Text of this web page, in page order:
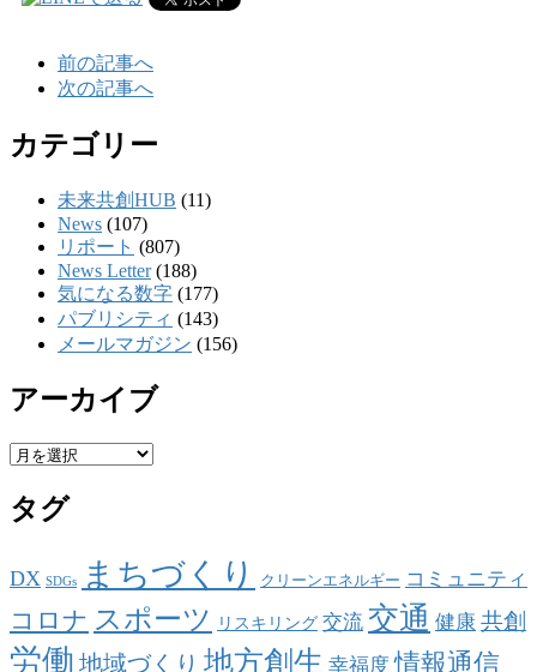
前の記事へ
次の記事へ
カテゴリー
未来共創HUB (11)
News (107)
リポート (807)
News Letter(188)
気になる数字 (177)
パブリシティ (143)
メールマガジン (156)
アーカイブ
ア
カ
イ
タグ
DX SDGs まちづくり クリーンエネルギー コミュニティ
コロナ スポーツ リスキリング 交流 交通 健康 共創
労働 地域づくり 地方創生 幸福度 情報通信